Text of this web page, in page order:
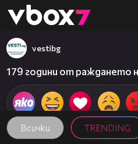
👾
Всички TRENDING
vestibg
179 години от раждането
00:54